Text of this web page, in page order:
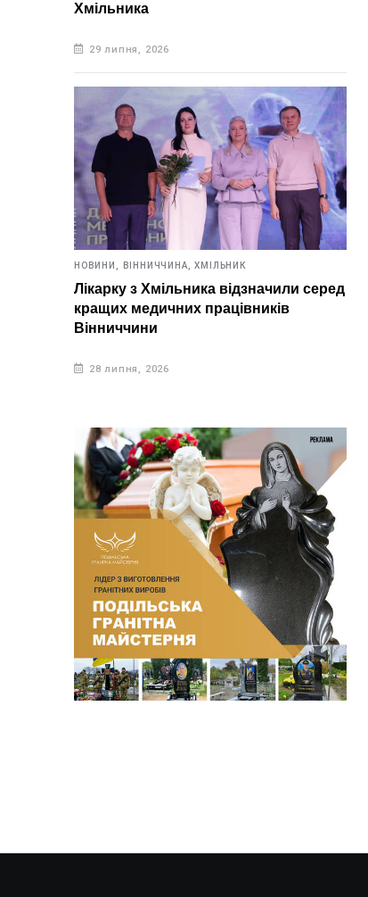
Хмільника
29 липня, 2026
НОВИНИ, ВІННИЧЧИНА, ХМІЛЬНИК
Лікарку з Хмільника відзначили серед
кращих медичних працівників
Вінниччини
28 липня, 2026